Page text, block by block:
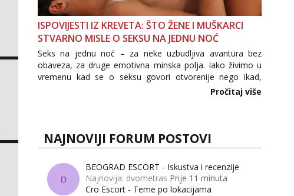
ISPOVIJESTI IZ KREVETA: ŠTO ŽENE I MUŠKARCI
STVARNO MISLE O SEKSU NA JEDNU NOĆ
Seks na jednu noć – za neke uzbudljiva avantura bez
obaveza, za druge emotivna minska polja. Iako živimo u
vremenu kad se o seksu govori otvorenije nego ikad,
tema „jedne noći strasti“ i dalje izaziva burne rasprave. Što
Pročitaj više
NAJNOVIJI FORUM POSTOVI
D
BEOGRAD ESCORT - Iskustva i recenzije
Najnovija: dvometras Prije 11 minuta
Cro Escort - Teme po lokacijama